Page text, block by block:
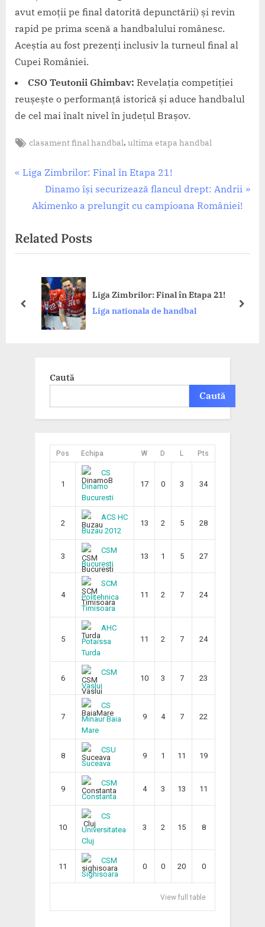
avut emoții pe final datorită depunctării) și revin
rapid pe prima scenă a handbalului românesc.
Aceștia au fost prezenți inclusiv la turneul final al
Cupei României.
CSO Teutonii Ghimbav: Revelația competiției
reușește o performanță istorică și aduce handbalul
de cel mai înalt nivel în județul Brașov.
Liga
de
handbal
Tags:
clasament final handbal,ultima etapa handbal
Navigare
P
i
o
P
Liga Zimbrilor: Final în Etapa 21!
N
e
t
P
s
t
:
Dinamo își securizează flancul drept: Andrii
Akimenko a prelungit cu campioana României!
Related Posts
Liga Zimbrilor: Final în Etapa 21!
Liga nationala de handbal
prev next
Caută
Caută
Pos Echipa W D L Pts
1
CS
Dinamo
Bucuresti
17 0 3 34
2
ACS HC
Buzau 2012
13 2 5 28
3
CSM
Bucuresti
13 1 5 27
4
SCM
Politehnica
Timisoara
11 2 7 24
5
AHC
Potaissa
Turda
11 2 7 24
6
CSM
Vaslui
10 3 7 23
7
CS
Minaur Baia
Mare
9 4 7 22
8
CSU
Suceava
9 1 11 19
9
CSM
Constanta
4 3 13 11
10
CS
Universitatea
Cluj
3 2 15 8
11
CSM
Sighisoara
0 0 20 0
View full table